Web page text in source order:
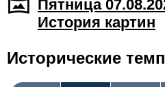
Пятница
История картин
Исторические